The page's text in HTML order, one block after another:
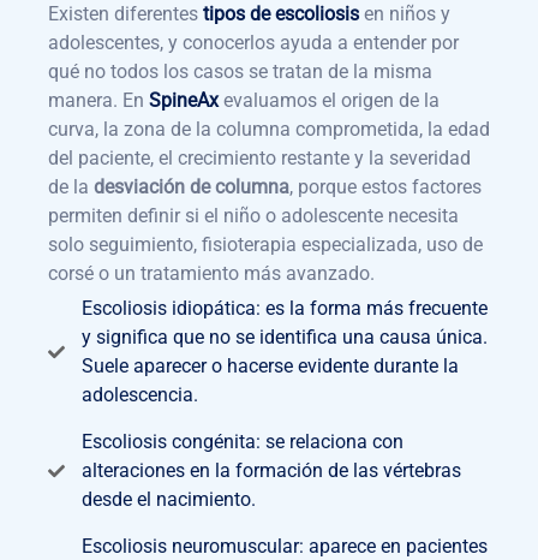
Existen diferentes tipos de escoliosis en niños y
adolescentes, y conocerlos ayuda a entender por
qué no todos los casos se tratan de la misma
manera. En SpineAx evaluamos el origen de la
curva, la zona de la columna comprometida, la edad
del paciente, el crecimiento restante y la severidad
de la desviación de columna, porque estos factores
permiten definir si el niño o adolescente necesita
solo seguimiento, fisioterapia especializada, uso de
corsé o un tratamiento más avanzado.
Escoliosis idiopática: es la forma más frecuente
y significa que no se identifica una causa única.
Suele aparecer o hacerse evidente durante la
adolescencia.
Escoliosis congénita: se relaciona con
alteraciones en la formación de las vértebras
desde el nacimiento.
Escoliosis neuromuscular: aparece en pacientes